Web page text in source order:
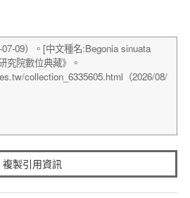
複製引用資訊